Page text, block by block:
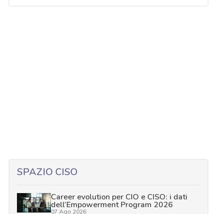
SPAZIO CISO
Career evolution per CIO e CISO: i dati
dell’Empowerment Program 2026
07 Ago 2026